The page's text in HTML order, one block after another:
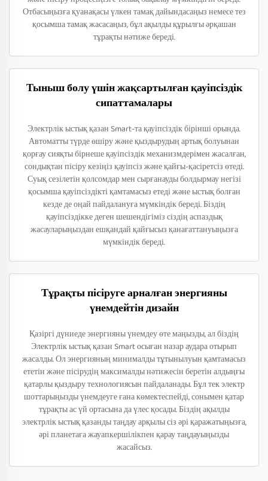
Отбасыңызға қуанақасы үлкен тамақ дайындасаңыз немесе тез
қосымша тамақ жасасаңыз, бұл ақылды құрылғы әрқашан
тұрақты нәтиже береді.
Тыныш болу үшін жақсартылған қауіпсіздік
сипаттамалары
Электрлік ыстық қазан Smart-та қауіпсіздік бірінші орында.
Автоматты түрде өшіру және қыздырудың артық болуынан
қорғау сияқты бірнеше қауіпсіздік механизмдерімен жасалған,
сондықтан пісіру кезіңіз қауіпсіз және қайғы-қасіретсіз өтеді.
Суық сезілетін қолсомдар мен сырғанауды болдырмау негізі
қосымша қауіпсіздікті қамтамасыз етеді және ыстық болған
кезде де оңай пайдалануға мүмкіндік береді. Біздің
қауіпсіздікке деген шешендігіміз сіздің аспаздық
жасауларыңыздан ешқандай қайғысыз қанағаттануыңызға
мүмкіндік береді.
Тұрақты пісіруге арналған энергияны
үнемдейтін дизайн
Қазіргі дүниеде энергияны үнемдеу өте маңызды, ал біздің
Электрлік ыстық қазан Smart осыған назар аудара отырып
жасалды. Ол энергияның минималды тұтынылуын қамтамасыз
ететін және пісірудің максималды нәтижесін беретін алдыңғы
қатарлы қыздыру технологиясын пайдаланады. Бұл тек электр
шоттарыңызды үнемдеуге ғана көмектеспейді, сонымен қатар
тұрақты ас үй ортасына да үлес қосады. Біздің ақылды
электрлік ыстық қазанды таңдау арқылы сіз әрі қаражатыңызға,
әрі планетаға жауапкершілікпен қарау таңдауыңызды
жасайсыз.